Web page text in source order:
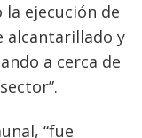
ejecución de
alcantarillado y
a cerca de
“fue